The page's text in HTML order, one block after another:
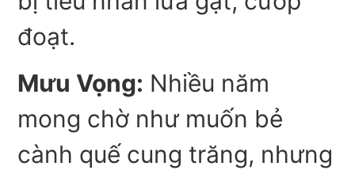
đoạt.
Mưu Vọng: Nhiều năm
mong chờ như muốn bẻ
cành quế cung trăng, nhưng